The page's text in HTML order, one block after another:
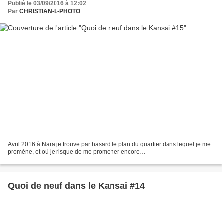
Publié le 03/09/2016 à 12:02
Par CHRISTIAN•L•PHOTO
Avril 2016 à Nara je trouve par hasard le plan du quartier dans lequel je me
promène, et où je risque de me promener encore…
Quoi de neuf dans le Kansai #14